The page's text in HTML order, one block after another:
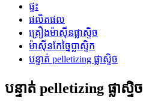
ផ្ទះ
ផលិតផល
គ្រឿងម៉ាស៊ីនផ្លាស្ទិច
ម៉ាស៊ីនកែច្នៃប្លាស្ទិក
បន្ទាត់ pelletizing ផ្លាស្ទិច
បន្ទាត់ pelletizing ផ្លាស្ទិច